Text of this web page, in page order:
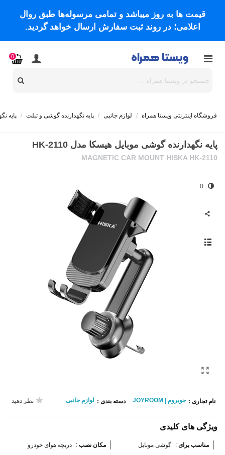
قیمت ها به روز میباشد و تمامی مرسوله‌ها طبق روال
اعلامی؛ در روند ثبت سفارش ارسال خواهد گردید.
0
فروشگاه اینترنتی ویستا همراه / لوازم جانبی / پایه نگهدارنده گوشی و تبلت / پایه
پایه نگهدارنده گوشی موبایل هیسکا مدل HK-2110
MAGNETIC CAR MOUNT HISKA HK-2110
0
نام تجاری : جویروم | JOYROOM دسته بندی : لوازم جانبی نظر دهید
ویژگی های کلیدی
مناسب برای : گوشی‌ موبایل مکان نصب : دریچه هوای خودرو